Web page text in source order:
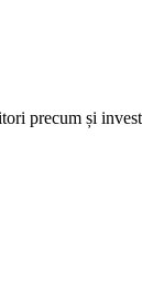
precum și